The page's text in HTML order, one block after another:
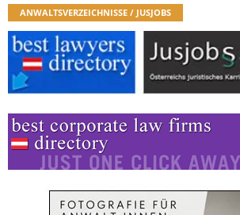
ANWALTSVERZEICHNISSE / JUSJOBS